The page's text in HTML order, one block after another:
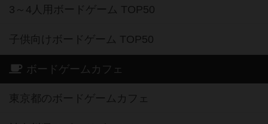
3～4人用ボードゲーム TOP50
子供向けボードゲーム TOP50
ボードゲームカフェ
東京都のボードゲームカフェ